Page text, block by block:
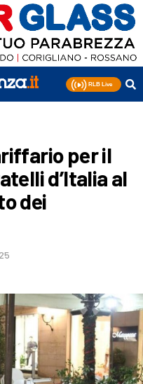
per il
d’Italia al
dei